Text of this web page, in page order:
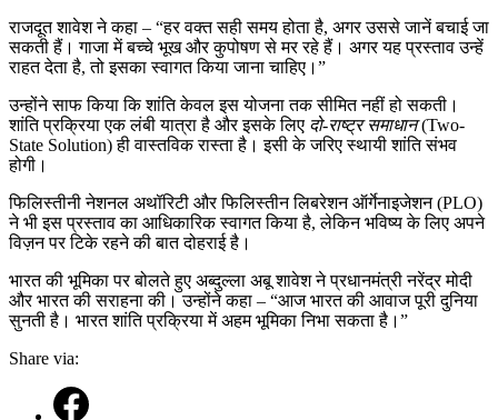
शांति
योजना
अपनाने
की
अपील
राजदूत शावेश ने कहा – “हर वक्त सही समय होता है, अगर उससे जानें बचाई जा
सकती हैं। गाजा में बच्चे भूख और कुपोषण से मर रहे हैं। अगर यह प्रस्ताव उन्हें
राहत देता है, तो इसका स्वागत किया जाना चाहिए।”
उन्होंने साफ किया कि शांति केवल इस योजना तक सीमित नहीं हो सकती।
शांति प्रक्रिया एक लंबी यात्रा है और इसके लिए दो-राष्ट्र समाधान(Two-
State Solution) ही वास्तविक रास्ता है। इसी के जरिए स्थायी शांति संभव
होगी।
फिलिस्तीनी नेशनल अथॉरिटी और फिलिस्तीन लिबरेशन ऑर्गेनाइजेशन (PLO)
ने भी इस प्रस्ताव का आधिकारिक स्वागत किया है, लेकिन भविष्य के लिए अपने
विज़न पर टिके रहने की बात दोहराई है।
भारत की भूमिका पर बोलते हुए अब्दुल्ला अबू शावेश ने प्रधानमंत्री नरेंद्र मोदी
और भारत की सराहना की। उन्होंने कहा – “आज भारत की आवाज पूरी दुनिया
सुनती है। भारत शांति प्रक्रिया में अहम भूमिका निभा सकता है।”
Share via: